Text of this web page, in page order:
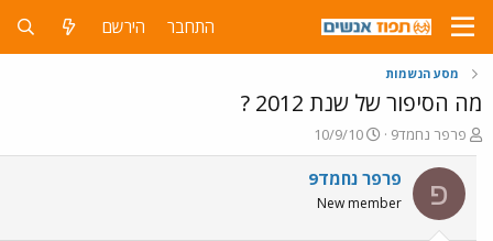
התחבר הירשם
מסע הנשמות
מה הסיפור של שנת 2012 ?
פ
ו
ת
ח
ה
פרפר נחמד9
פ
ו
ר
ם
10/9/10
פ פרפר נחמד9
New member